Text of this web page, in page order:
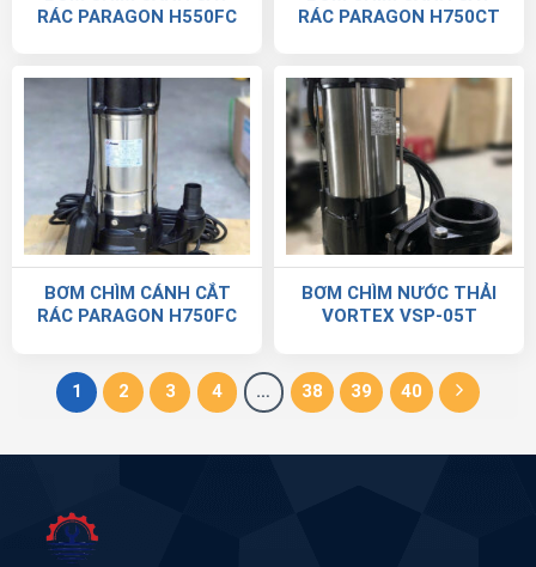
RÁC PARAGON H550FC
RÁC PARAGON H750CT
BƠM CHÌM CÁNH CẮT
RÁC PARAGON H750FC
BƠM CHÌM NƯỚC THẢI
VORTEX VSP-05T
1 2 3 4 … 38 39 40